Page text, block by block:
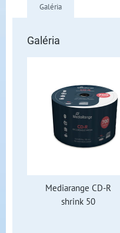
Galéria
Galéria
Mediarange CD-R
shrink 50